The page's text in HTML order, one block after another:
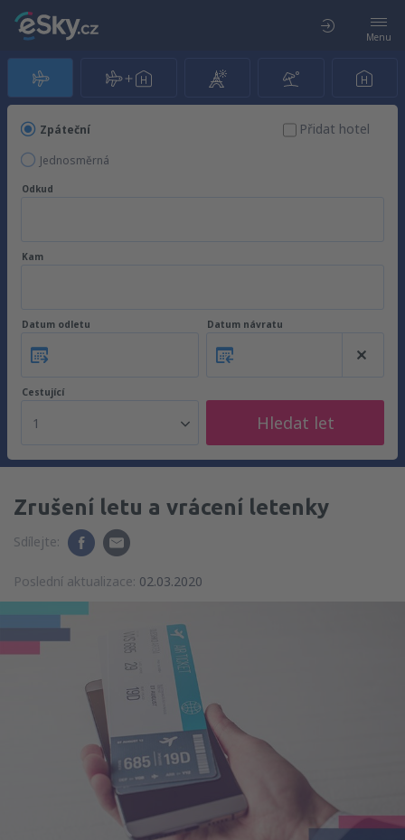
Menu
Zpáteční
Jednosměrná
Přidat hotel
Odkud
Kam
Datum odletu Datum návratu
Cestující
1 Hledat let
Zrušení letu a vrácení letenky
Sdílejte:
Poslední aktualizace: 02.03.2020